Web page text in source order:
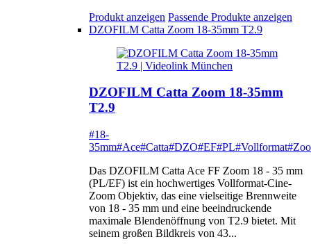
Produkt anzeigen Passende Produkte anzeigen
DZOFILM Catta Zoom 18-35mm T2.9
DZOFILM Catta Zoom 18-35mm
T2.9
#18-
35mm#Ace#Catta#DZO#EF#PL#Vollformat
Das DZOFILM Catta Ace FF Zoom 18 - 35 mm
(PL/EF) ist ein hochwertiges Vollformat-Cine-
Zoom Objektiv, das eine vielseitige Brennweite
von 18 - 35 mm und eine beeindruckende
maximale Blendenöffnung von T2.9 bietet. Mit
seinem großen Bildkreis von 43...